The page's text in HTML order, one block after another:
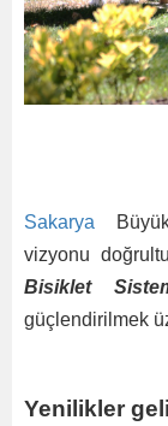
Sakarya
vizyonu
Bisiklet
güçlendirilmek
Yenilikler